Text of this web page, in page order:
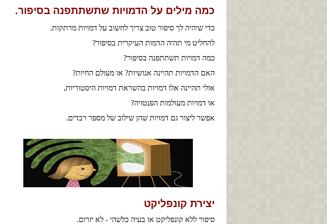
כמה מילים על הדמויות שתשתתפנה בסיפור.
כדי שיהיה לך סיפור טוב צריך לחשוב על דמויות מרתקות.
להחליט מי תהיה הדמות העיקרית בסיפור?
כמה דמויות תשתתפנה בסיפור?
האם הדמויות תהיינה אנושיות? או מעולם החיות?
אולי תהיינה אלו דמויות בהשראת דמויות היסטוריות,
או דמויות מעולמות הפנטזיה?
אפשר ליצור גם דמויות שהן שילוב של מספר רבדים.
יצירת קונפליקט
סיפור ללא קונפליקט או בעיה כלשהי - לא יזרום.